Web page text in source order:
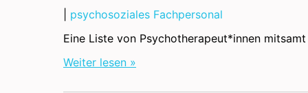
psychosoziales Fachpersonal
Eine Liste von Psychotherapeut*innen
Weiter lesen »